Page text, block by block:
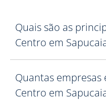
Quais são as
Centro em
Quantas
Centro em